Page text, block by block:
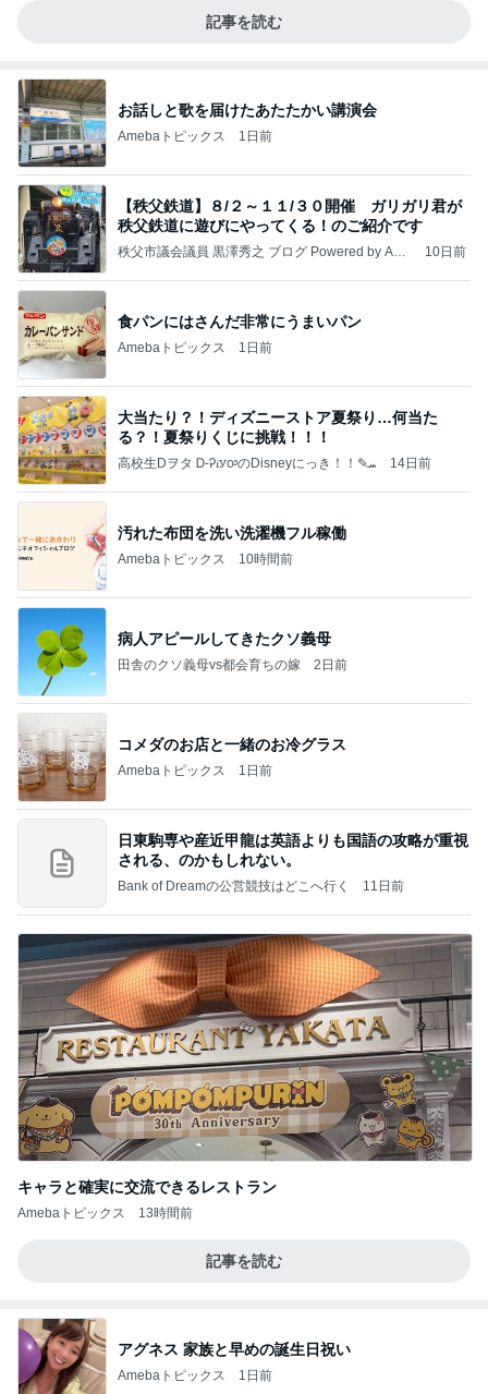
記事を読む
お話しと歌を届けたあたたかい講演会
Amebaトピックス 1日前
【秩父鉄道】８/２～１１/３０開催 ガリガリ君が
秩父鉄道に遊びにやってくる！のご紹介です
秩父市議会議員 黒澤秀之 ブログ Powered by Ame
10日前
食パンにはさんだ非常にうまいパン
Amebaトピックス 1日前
大当たり？！ディズニーストア夏祭り…何当た
る？！夏祭りくじに挑戦！！！
高校生Dヲタ Ꭰ-ᎮꭵꭹꭴのDisneyにっき！！✎ܚ 14日前
汚れた布団を洗い洗濯機フル稼働
Amebaトピックス 10時間前
病人アピールしてきたクソ義母
田舎のクソ義母vs都会育ちの嫁 2日前
コメダのお店と一緒のお冷グラス
Amebaトピックス 1日前
日東駒専や産近甲龍は英語よりも国語の攻略が重視
される、のかもしれない。
Bank of Dreamの公営競技はどこへ行く 11日前
キャラと確実に交流できるレストラン
Amebaトピックス 13時間前
記事を読む
アグネス 家族と早めの誕生日祝い
Amebaトピックス 1日前